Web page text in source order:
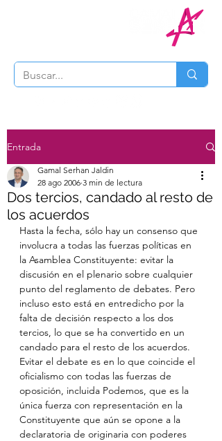
Entrada
Dos tercios, candado al resto de
los acuerdos
Gamal Serhan Jaldin
28 ago 2006 3 min de lectura
Hasta la fecha, sólo hay un consenso que
involucra a todas las fuerzas políticas en
la Asamblea Constituyente: evitar la
discusión en el plenario sobre cualquier
punto del reglamento de debates. Pero
incluso esto está en entredicho por la
falta de decisión respecto a los dos
tercios, lo que se ha convertido en un
candado para el resto de los acuerdos.
Evitar el debate es en lo que coincide el
oficialismo con todas las fuerzas de
oposición, incluida Podemos, que es la
única fuerza con representación en la
Constituyente que aún se opone a la
declaratoria de originaria con poderes